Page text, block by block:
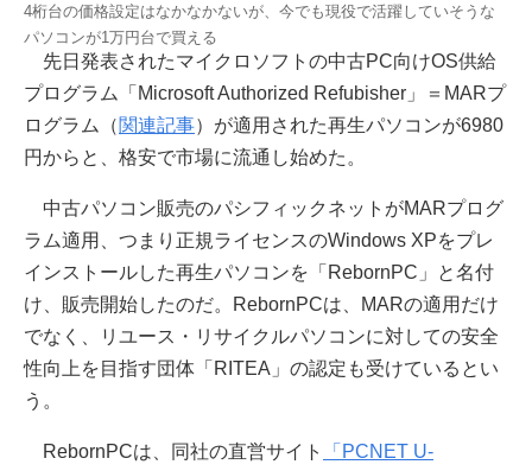
4桁台の価格設定はなかなかないが、今でも現役で活躍していそうな
パソコンが1万円台で買える
先日発表されたマイクロソフトの中古PC向けOS供給
プログラム「Microsoft Authorized Refubisher」＝MARプ
ログラム（関連記事）が適用された再生パソコンが6980
円からと、格安で市場に流通し始めた。
中古パソコン販売のパシフィックネットがMARプログ
ラム適用、つまり正規ライセンスのWindows XPをプレ
インストールした再生パソコンを「RebornPC」と名付
け、販売開始したのだ。RebornPCは、MARの適用だけ
でなく、リユース・リサイクルパソコンに対しての安全
性向上を目指す団体「RITEA」の認定も受けているとい
う。
RebornPCは、同社の直営サイト
「PCNET U-